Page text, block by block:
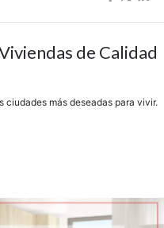
de Calidad
ciudades más deseadas para vivir.